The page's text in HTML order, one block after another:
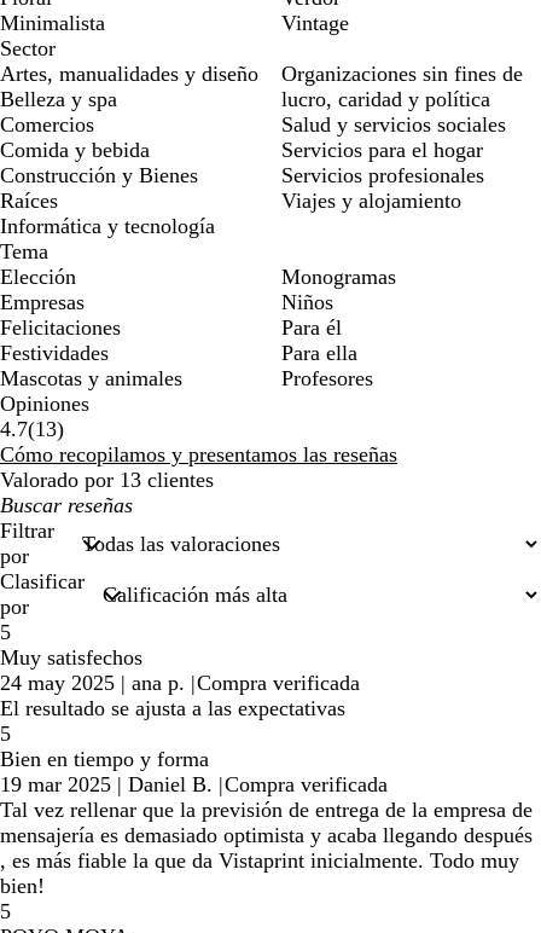
Minimalista
Vintage
Sector
Artes, manualidades y diseño
Belleza y spa
Comercios
Comida y bebida
Construcción y Bienes
Raíces
Informática y tecnología
Organizaciones sin fines de
lucro, caridad y política
Salud y servicios sociales
Servicios para el hogar
Servicios profesionales
Viajes y alojamiento
Tema
Elección
Empresas
Felicitaciones
Festividades
Mascotas y animales
Monogramas
Niños
Para él
Para ella
Profesores
Opiniones
4.7(1313
reseñas
)
Cómo recopilamos y presentamos las reseñas
Valorado por 13 clientes
Mis
búsquedas
Filtrar
por
Clasificar
por
5
Muy satisfechos
24 may 2025 | ana p. |Compra verificada
El resultado se ajusta a las expectativas
5
Bien en tiempo y forma
19 mar 2025 | Daniel B. |Compra verificada
Tal vez rellenar que la previsión de entrega de la empresa de
mensajería es demasiado optimista y acaba llegando después
, es más fiable la que da Vistaprint inicialmente. Todo muy
bien!
5